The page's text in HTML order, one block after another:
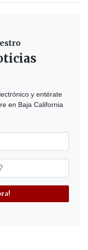
y entérate
en Baja California